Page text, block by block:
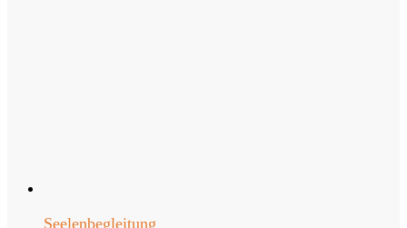
Seelenbegleitung